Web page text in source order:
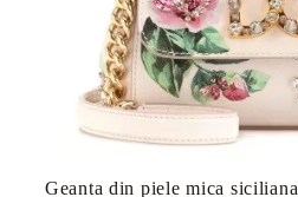
Geanta din piele mica siciliana